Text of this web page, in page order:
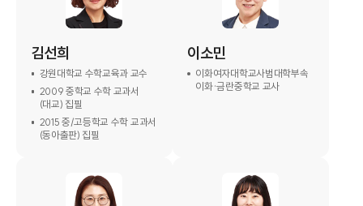
김선희
강원대학교 수학교육과 교수
2009 중학교 수학 교과서
(대교) 집필
2015 중/고등학교 수학 교과서
(동아출판) 집필
이소민
이화여자대학교사범대학부속
이화·금란중학교 교사